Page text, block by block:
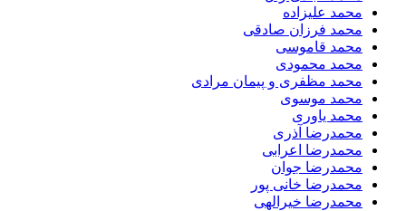
محمد علیزاده
محمد فرزان صادقی
محمد قاموسی
محمد محمودی
محمد مظفری و پیمان مرادی
محمد موسوی
محمد یاوری
محمدرضا آذری
محمدرضا اعرابی
محمدرضا جوان
محمدرضا خانی پور
محمدرضا خیرالهی